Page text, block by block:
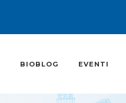
BIOBLOG EVENTI